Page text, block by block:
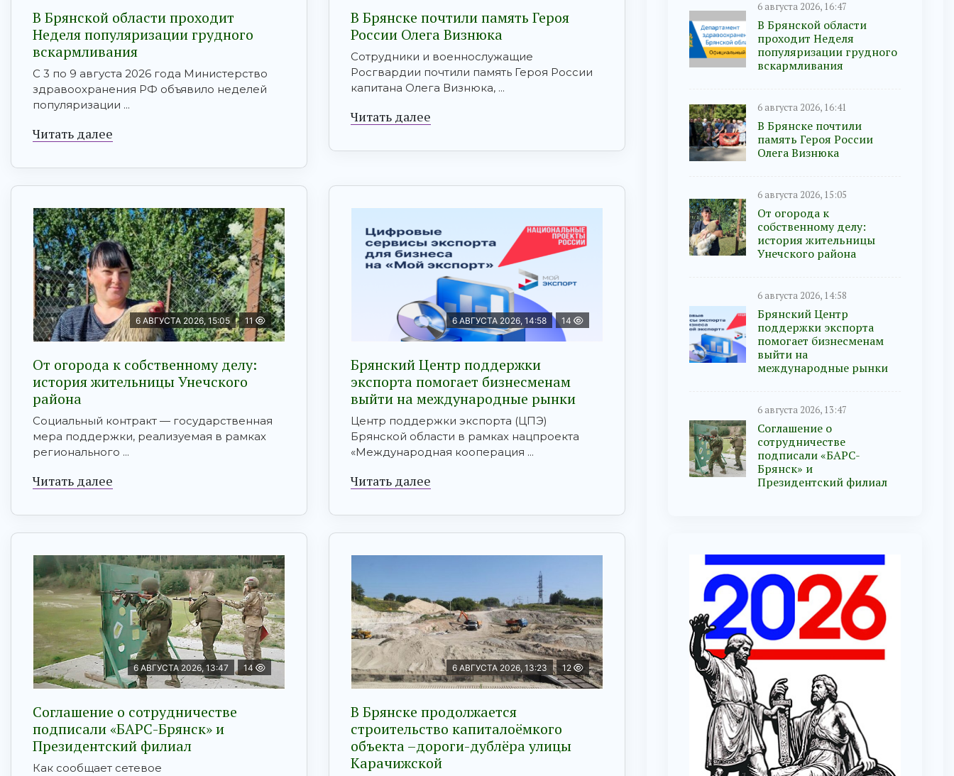
В Брянской области проходит
Неделя популяризации грудного
вскармливания
С 3 по 9 августа 2026 года Министерство
здравоохранения РФ объявило неделей
популяризации ...
Читать далее
В Брянске почтили память Героя
России Олега Визнюка
Сотрудники и военнослужащие
Росгвардии почтили память Героя России
капитана Олега Визнюка, ...
Читать далее
6 АВГУСТА 2026, 15:05 11
От огорода к собственному делу:
история жительницы Унечского
района
Социальный контракт — государственная
мера поддержки, реализуемая в рамках
регионального ...
Читать далее
6 АВГУСТА 2026, 14:58 14
Брянский Центр поддержки
экспорта помогает бизнесменам
выйти на международные рынки
Центр поддержки экспорта (ЦПЭ)
Брянской области в рамках нацпроекта
«Международная кооперация ...
Читать далее
6 АВГУСТА 2026, 13:47 14
Соглашение о сотрудничестве
подписали «БАРС-Брянск» и
Президентский филиал
Как сообщает сетевое
6 АВГУСТА 2026, 13:23 12
В Брянске продолжается
строительство капиталоёмкого
объекта –дороги-дублёра улицы
Карачижской
6 августа 2026, 16:47
В Брянской области
проходит Неделя
популяризации грудного
вскармливания
6 августа 2026, 16:41
В Брянске почтили
память Героя России
Олега Визнюка
6 августа 2026, 15:05
От огорода к
собственному делу:
история жительницы
Унечского района
6 августа 2026, 14:58
Брянский Центр
поддержки экспорта
помогает бизнесменам
выйти на
международные рынки
6 августа 2026, 13:47
Соглашение о
сотрудничестве
подписали «БАРС-
Брянск» и
Президентский филиал